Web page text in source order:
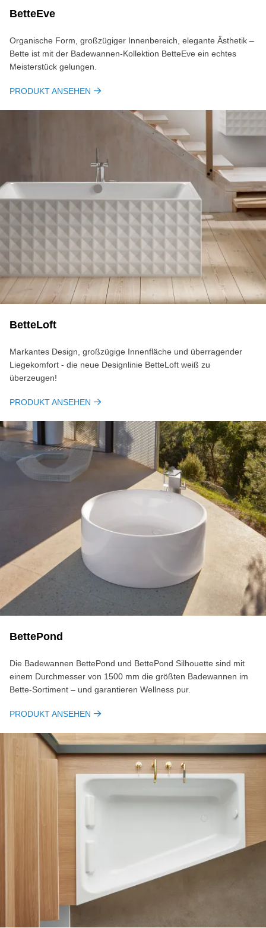
BetteEve
Organische Form, großzügiger Innenbereich, elegante Ästhetik –
Bette ist mit der Badewannen-Kollektion BetteEve ein echtes
Meisterstück gelungen.
PRODUKT ANSEHEN
BetteLoft
Markantes Design, großzügige Innenfläche und überragender
Liegekomfort - die neue Designlinie BetteLoft weiß zu
überzeugen!
PRODUKT ANSEHEN
BettePond
Die Badewannen BettePond und BettePond Silhouette sind mit
einem Durchmesser von 1500 mm die größten Badewannen im
Bette-Sortiment – und garantieren Wellness pur.
PRODUKT ANSEHEN